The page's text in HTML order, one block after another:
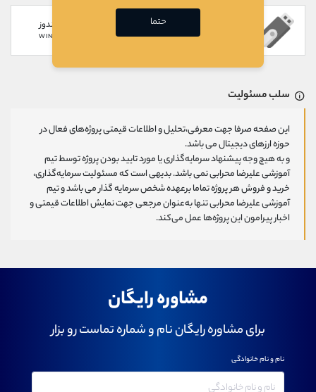
گوشی های ویندوز
WINDOWS PHONE
سلب مسئولیت
این صفحه صرفا جهت معرفی،تحلیل و اطلاعات قیمتی پروژه‌های فعال در
حوزه ارزهای دیجیتال می باشد.
و به هیچ وجه پیشنهاد سرمایه‌گذاری یا مورد تایید بودن پروژه توسط تیم
آموزشی علیرضا محرابی نمی باشد. بدیهی است که مسئولیت سرمایه‌گذاری،
خرید و فروش هر پروژه تماما برعهده شخص سرمایه گذار می باشد و تیم
آموزشی علیرضا محرابی تنها به‌عنوان مرجعی جهت نمایش اطلاعات قیمتی و
اخبار پیرامون این پروژه‌‌ها عمل می‌کند.
مشاوره رایگان
برای مشاوره رایگان نام و شماره تماست رو بزار
نام و نام خانوادگی
حتما